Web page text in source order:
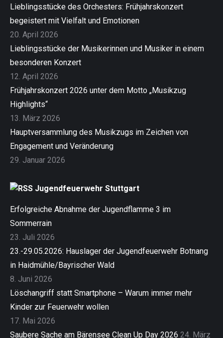
Lieblingsstücke des Orchesters: Frühjahrskonzert
begeistert mit Vielfalt und Emotionen
20. April 2026
Lieblingsstücke der Musikerinnen und Musiker in einem
besonderen Konzert
12. April 2026
Frühjahrskonzert 2026 unter dem Motto „Musikzug
Highlights“
13. März 2026
Hauptversammlung des Musikzugs im Zeichen von
Engagement und Veränderung
29. Januar 2026
Jugendfeuerwehr Stuttgart
Erfolgreiche Abnahme der Jugendflamme 3 im
Sommerrain
23. Juli 2026
23.-29.05.2026: Hauslager der Jugendfeuerwehr Botnang
in Haidmühle/Bayrischer Wald
8. Juni 2026
Löschangriff statt Smartphone – Warum immer mehr
Kinder zur Feuerwehr wollen
17. Mai 2026
Saubere Sache am Bärensee Clean Up Day 2026 24. März